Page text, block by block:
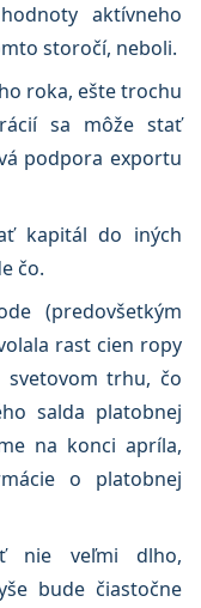
aktívneho
storočí, neboli.
roka, ešte trochu
sa môže stať
podpora exportu
kapitál do iných
čo.
(predovšetkým
rast cien ropy
svetovom trhu, čo
salda platobnej
na konci apríla,
o platobnej
nie veľmi dlho,
bude čiastočne